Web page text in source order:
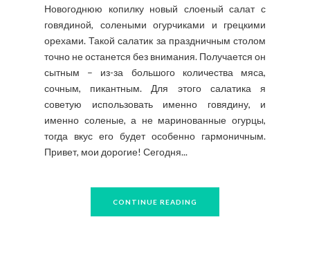
Новогоднюю копилку новый слоеный салат с
говядиной, солеными огурчиками и грецкими
орехами. Такой салатик за праздничным столом
точно не останется без внимания. Получается он
сытным – из-за большого количества мяса,
сочным, пикантным. Для этого салатика я
советую использовать именно говядину, и
именно соленые, а не маринованные огурцы,
тогда вкус его будет особенно гармоничным.
Привет, мои дорогие! Сегодня...
CONTINUE READING